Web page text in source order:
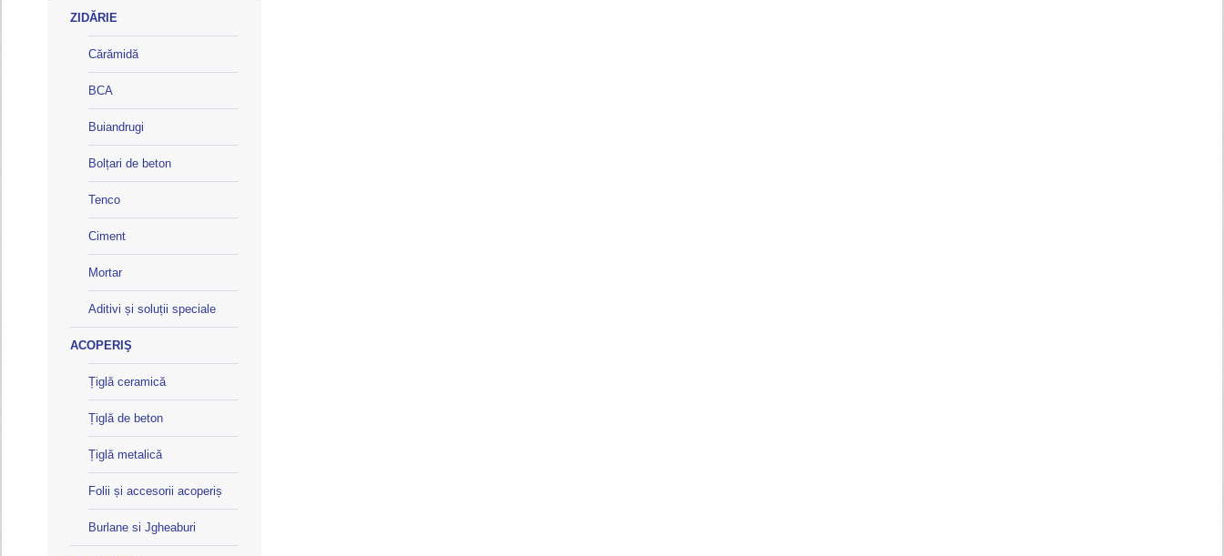
ZIDĂRIE
Cărămidă
BCA
Buiandrugi
Bolțari de beton
Tenco
Ciment
Mortar
Aditivi și soluții speciale
ACOPERIŞ
Țiglă ceramică
Țiglă de beton
Țiglă metalică
Folii și accesorii acoperiș
Burlane si Jgheaburi